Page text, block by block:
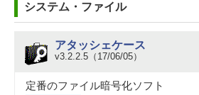
システム・ファイル
アタッシェケース
v3.2.2.5（17/06/05）
定番のファイル暗号化ソフト